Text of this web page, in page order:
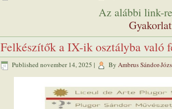
Az alábbi link-
Felkészítők a IX-ik osztályba való
Published november 14, 2025 | By Ambrus Sándor-